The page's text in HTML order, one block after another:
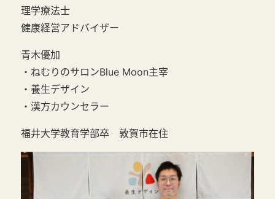
理学療法士
健康経営アドバイザー
青木優加
・ねむりのサロンBlue Moon主宰
・養生デザイン
・漢方カウンセラー
福井大学教育学部卒 敦賀市在住